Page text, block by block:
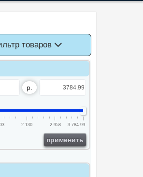
товаров
р.
2 130 2 958 3 784.99
применить